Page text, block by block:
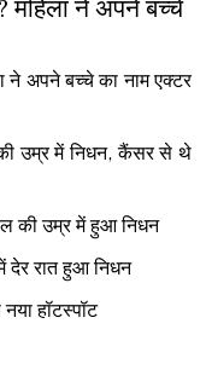
ने अपने बच्चे का नाम एक्टर
उम्र में निधन, कैंसर से थे
की उम्र में हुआ निधन
देर रात हुआ निधन
हॉटस्पॉट